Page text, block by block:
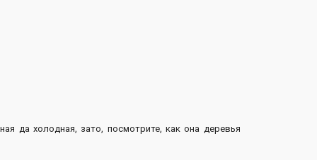
да холодная, зато, посмотрите, как она деревья